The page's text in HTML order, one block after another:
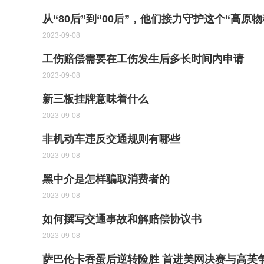
从“80后”到“00后”，他们接力守护这个“高原
2023-09-08
工伤赔偿需要在工伤发生后多长时间内申请
2023-09-08
新三板挂牌意味着什么
2023-09-08
非机动车违反交通规则有哪些
2023-09-08
黑中介是怎样骗取消费者的
2023-09-08
如何撰写交通事故和解赔偿协议书
2023-09-08
萨巴伦卡吞蛋后逆转险胜 首进美网决赛与高芙